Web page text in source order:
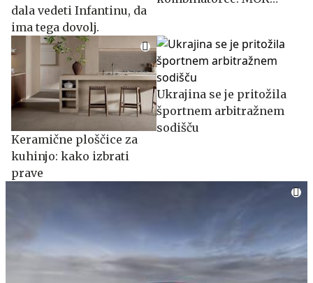
dala vedeti Infantinu, da
ima tega dovolj.
Keramične ploščice za
kuhinjo: kako izbrati
prave
Ukrajina se je pritožila
športnem arbitražnem
sodišču